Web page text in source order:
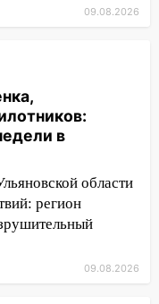
5: что
можно ли
в
Ульяновской
09.08.2026
в
области
регион
09.08.2026